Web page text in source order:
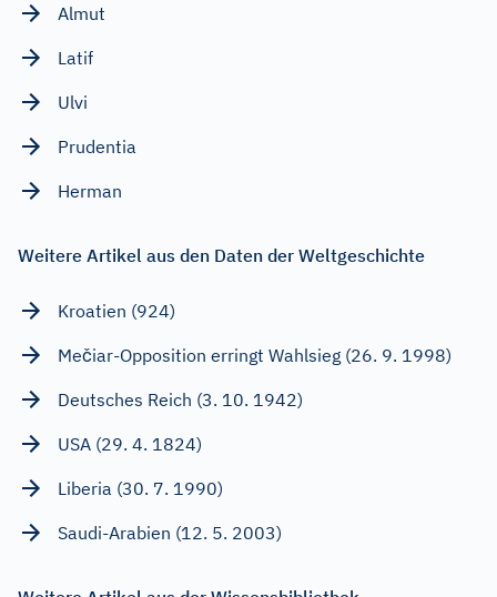
Almut
Latif
Ulvi
Prudentia
Herman
Weitere Artikel aus den Daten der Weltgeschichte
Kroatien (924)
Mečiar-Opposition erringt Wahlsieg (26. 9. 1998)
Deutsches Reich (3. 10. 1942)
USA (29. 4. 1824)
Liberia (30. 7. 1990)
Saudi-Arabien (12. 5. 2003)